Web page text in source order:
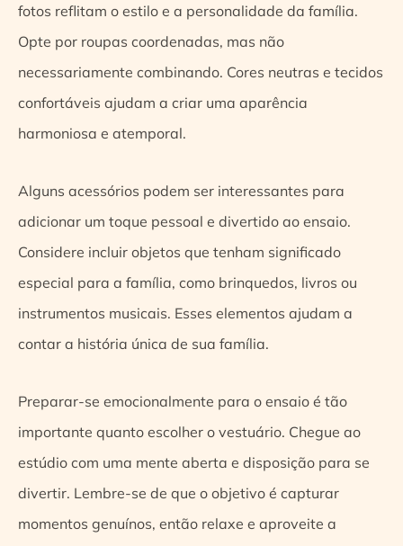
fotos reflitam o estilo e a personalidade da família.
Opte por roupas coordenadas, mas não
necessariamente combinando. Cores neutras e tecidos
confortáveis ajudam a criar uma aparência
harmoniosa e atemporal.
Alguns acessórios podem ser interessantes para
adicionar um toque pessoal e divertido ao ensaio.
Considere incluir objetos que tenham significado
especial para a família, como brinquedos, livros ou
instrumentos musicais. Esses elementos ajudam a
contar a história única de sua família.
Preparar-se emocionalmente para o ensaio é tão
importante quanto escolher o vestuário. Chegue ao
estúdio com uma mente aberta e disposição para se
divertir. Lembre-se de que o objetivo é capturar
momentos genuínos, então relaxe e aproveite a